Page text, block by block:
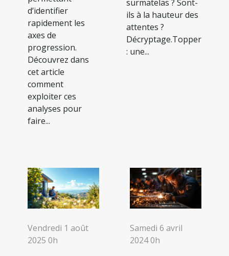
d’identifier
rapidement les
axes de
progression.
Découvrez dans
cet article
comment
exploiter ces
analyses pour
faire...
surmatelas ? Sont-
ils à la hauteur des
attentes ?
Décryptage.Topper
: une...
Vendredi 1 août
2025 0h
Samedi 6 avril
2024 0h